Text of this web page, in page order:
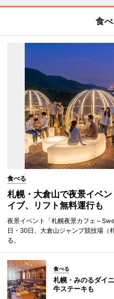
食
食べる
札幌・大倉山で夜景イベ
イブ、リフト無料運行も
夜景イベント「札幌夜景カフェ～
日・30日、大倉山ジャンプ競技場（
る。
食べる
札幌・みのるダイ
牛ステーキも